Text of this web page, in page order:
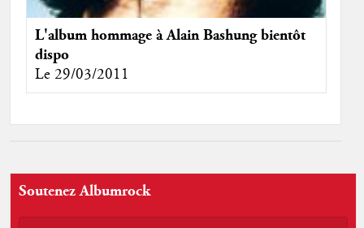
L'album hommage à Alain Bashung bientôt
dispo
Le 29/03/2011
Soutenez Albumrock